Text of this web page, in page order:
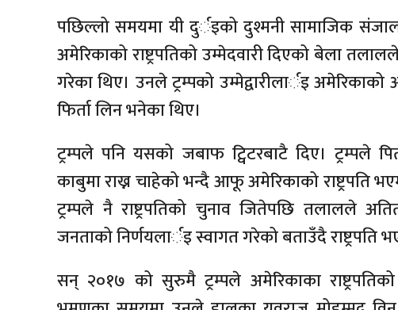
पछिल्लो समयमा यी दुर्इको दुश्मनी सामाजिक
अमेरिकाको राष्ट्रपतिको उम्मेदवारी दिएको बेला
गरेका थिए। उनले ट्रम्पको उम्मेद्वारीलार्इ अमेरिकाको
फिर्ता लिन भनेका थिए।
ट्रम्पले पनि यसको जबाफ ट्विटरबाटै दिए। ट्रम्पले
काबुमा राख्न चाहेको भन्दै आफू अमेरिकाको राष्ट्रपति
ट्रम्पले नै राष्ट्रपतिको चुनाव जितेपछि तलालले
जनताको निर्णयलार्इ स्वागत गरेको बताउँदै राष्ट्रपति
सन् २०१७ को सुरुमै ट्रम्पले अमेरिकाका